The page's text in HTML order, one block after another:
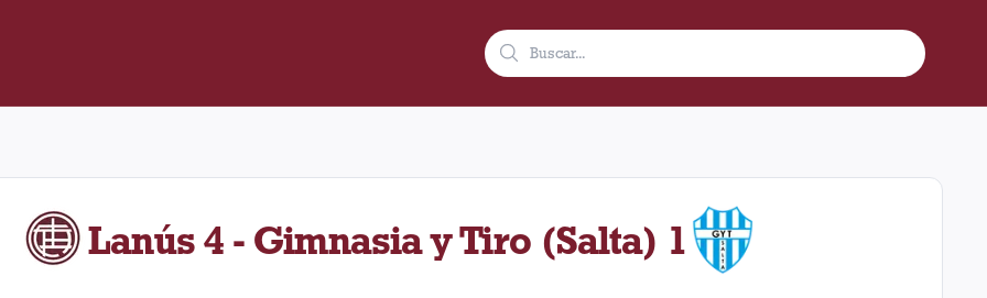
Lanús y Gimnasia y Tiro (Salta) disputado el Domingo, 28 de noviembre de 1993 en condición de local en el estadio Ciudad
Lanús 4 - Gimnasia y Tiro (Salta) 1